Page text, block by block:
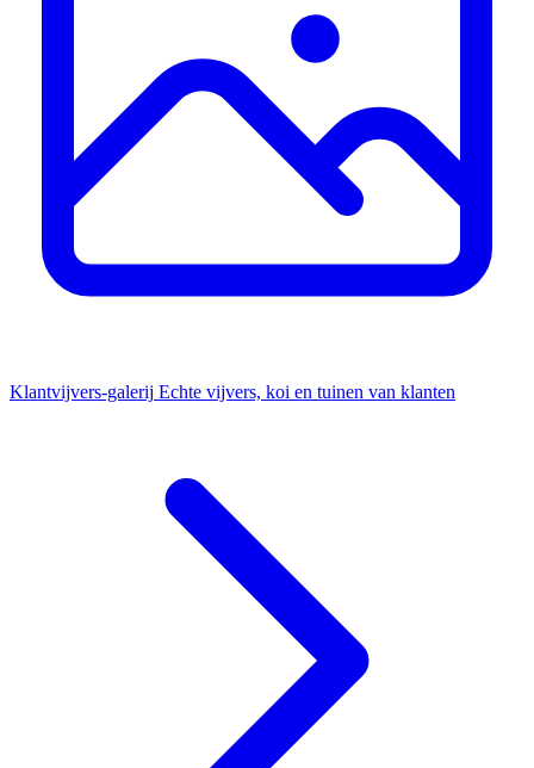
Klantvijvers-galerij Echte vijvers, koi en tuinen van klanten